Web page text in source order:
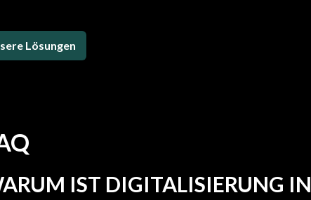
Lösungen
IST DIGITALISIERUNG IN